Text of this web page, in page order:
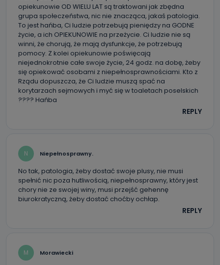
dokonać w dowolny, wybrany sposób (e-mail, poczta
tradycyjna) tak, aby dotarła do wiadomości Telewizji
Kablowej Pro-Art z siedzibą w miejscowości Ostrów
Wielkopolski (63-400) przy ul. Wolności 19.
Kiedy i komu możemy przekazać
Państwa dane?
Telewizja Kablowa Pro-Art z siedzibą w miejscowości
Ostrów Wielkopolski (63-400) przy ul. Wolności 19 nie
przekazuje Państwa danych osobowych podmiotom
trzecim, jak również nie są one wykorzystywane w
procesach zautomatyzowanego profilowania.
Po wyrażeniu zgody na przetwarzanie danych osobowych,
mają Państwo prawo do żądania od Telewizji Kablowa
Pro-Art z siedzibą w miejscowości Ostrów Wielkopolski (63-
400) przy ul. Wolności 19 dostępu do danych osobowych
dotyczących Państwa oraz uzyskania ich kopii, a także
żądania ich sprostowania, usunięcia danych,
ograniczenia ich przetwarzania oraz prawo wniesienia
sprzeciwu wobec ich przetwarzania.
Do czasu wycofania zgody lub, jeśli dane będą
przetwarzane na podstawie prawnie uzasadnionego celu
administratora – do momentu wniesienia sprzeciwu.
opiekunowie OD WIELU LAT są traktowani jak zbędna
grupa społeczeństwa, nic nie znacząca, jakaś patologia.
To jest hańba, Ci ludzie potrzebują pieniędzy na GODNE
życie, a ich OPIEKUNOWIE na przeżycie. Ci ludzie nie są
winni, że chorują, że mają dysfunkcje, że potrzebują
pomocy. Z kolei opiekunowie poświęcają
niejednokrotnie całe swoje życie, 24 godz. na dobę, żeby
się opiekować osobami z niepełnosprawnościami. Kto z
Rządu dopuszcza, że Ci ludzie muszą spać na
korytarzach sejmowych i myć się w toaletach poselskich
???? Hańba
REPLY
N Niepełnosprawny.
No tak, patologia, żeby dostać swoje plusy, nie musi
spełnić nic poza hutliwością, niepełnosprawny, który jest
chory nie ze swojej winy, musi przejść gehennę
biurokratyczną, żeby dostać choćby ochłap.
REPLY
M Morawiecki